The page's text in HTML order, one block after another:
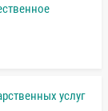
услуг